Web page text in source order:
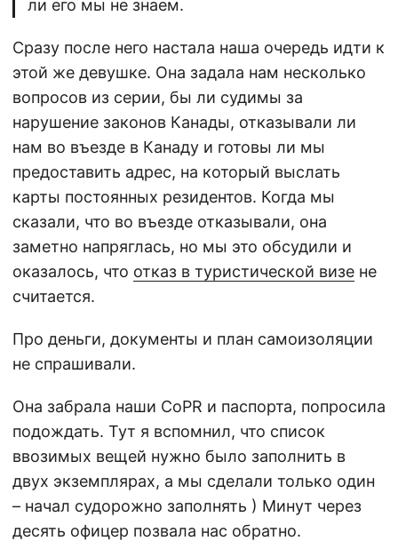
ли его мы не знаем.
Сразу после него настала наша очередь идти к
этой же девушке. Она задала нам несколько
вопросов из серии, бы ли судимы за
нарушение законов Канады, отказывали ли
нам во въезде в Канаду и готовы ли мы
предоставить адрес, на который выслать
карты постоянных резидентов. Когда мы
сказали, что во въезде отказывали, она
заметно напряглась, но мы это обсудили и
оказалось, что отказ в туристической визе не
считается.
Про деньги, документы и план самоизоляции
не спрашивали.
Она забрала наши CoPR и паспорта, попросила
подождать. Тут я вспомнил, что список
ввозимых вещей нужно было заполнить в
двух экземплярах, а мы сделали только один
– начал судорожно заполнять ) Минут через
десять офицер позвала нас обратно.